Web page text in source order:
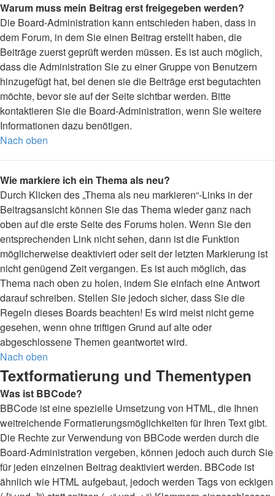
Warum muss mein Beitrag erst freigegeben werden?
Die Board-Administration kann entschieden haben, dass in
dem Forum, in dem Sie einen Beitrag erstellt haben, die
Beiträge zuerst geprüft werden müssen. Es ist auch möglich,
dass die Administration Sie zu einer Gruppe von Benutzern
hinzugefügt hat, bei denen sie die Beiträge erst begutachten
möchte, bevor sie auf der Seite sichtbar werden. Bitte
kontaktieren Sie die Board-Administration, wenn Sie weitere
Informationen dazu benötigen.
Nach oben
Wie markiere ich ein Thema als neu?
Durch Klicken des „Thema als neu markieren“-Links in der
Beitragsansicht können Sie das Thema wieder ganz nach
oben auf die erste Seite des Forums holen. Wenn Sie den
entsprechenden Link nicht sehen, dann ist die Funktion
möglicherweise deaktiviert oder seit der letzten Markierung ist
nicht genügend Zeit vergangen. Es ist auch möglich, das
Thema nach oben zu holen, indem Sie einfach eine Antwort
darauf schreiben. Stellen Sie jedoch sicher, dass Sie die
Regeln dieses Boards beachten! Es wird meist nicht gerne
gesehen, wenn ohne triftigen Grund auf alte oder
abgeschlossene Themen geantwortet wird.
Nach oben
Textformatierung und Thementypen
Was ist BBCode?
BBCode ist eine spezielle Umsetzung von HTML, die Ihnen
weitreichende Formatierungsmöglichkeiten für Ihren Text gibt.
Die Rechte zur Verwendung von BBCode werden durch die
Board-Administration vergeben, können jedoch auch durch Sie
für jeden einzelnen Beitrag deaktiviert werden. BBCode ist
ähnlich wie HTML aufgebaut, jedoch werden Tags von eckigen